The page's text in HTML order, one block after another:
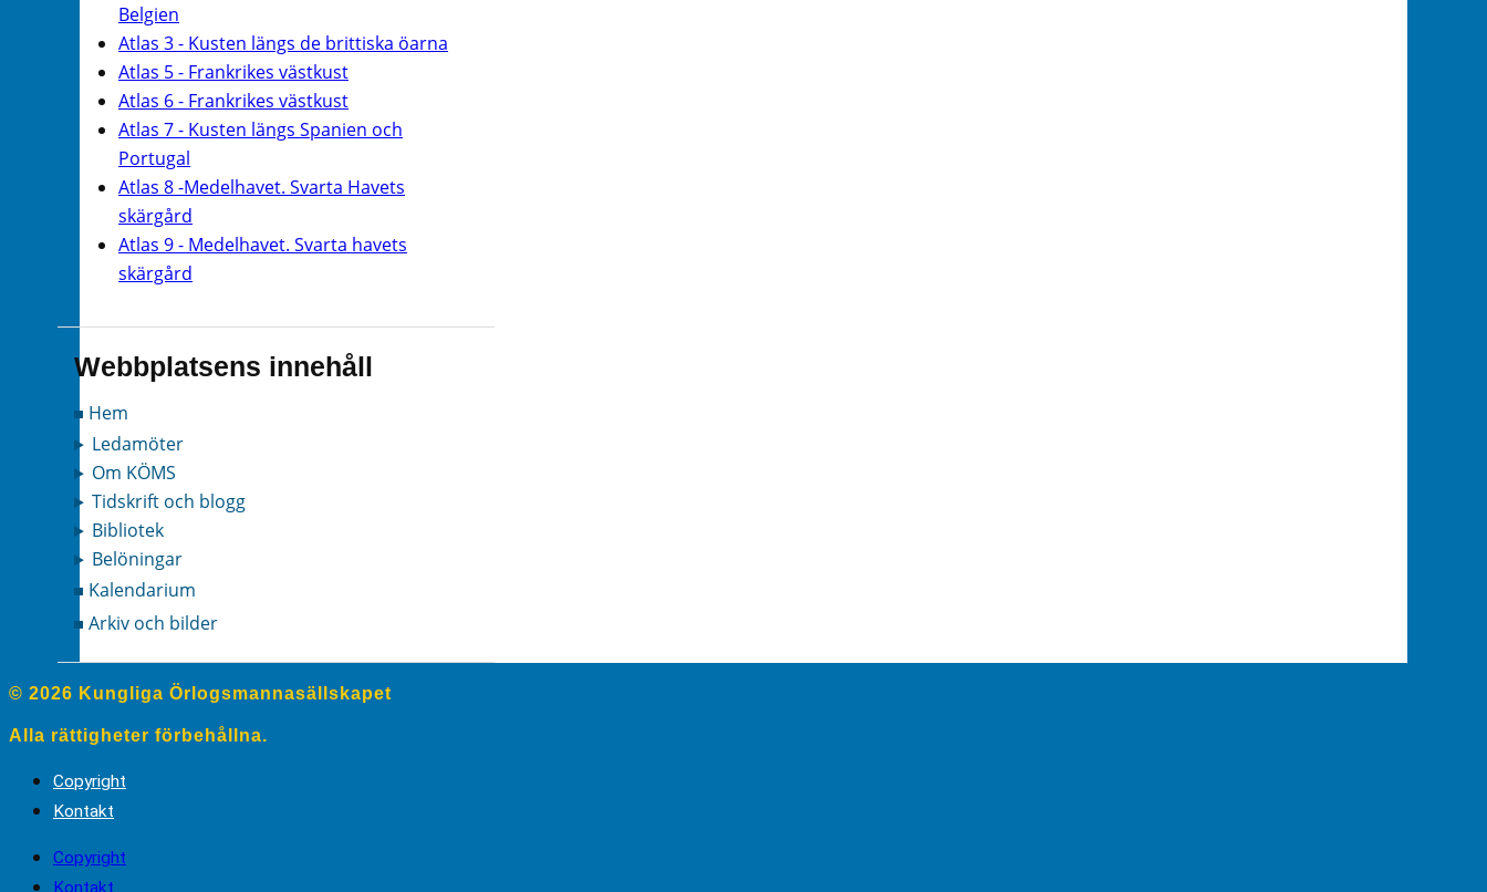
Belgien
Atlas 3 - Kusten längs de brittiska öarna
Atlas 5 - Frankrikes västkust
Atlas 6 - Frankrikes västkust
Atlas 7 - Kusten längs Spanien och
Portugal
Atlas 8 -Medelhavet. Svarta Havets
skärgård
Atlas 9 - Medelhavet. Svarta havets
skärgård
Webbplatsens innehåll
Hem
Ledamöter
Om KÖMS
Tidskrift och blogg
Bibliotek
Belöningar
Kalendarium
Arkiv och bilder
© 2026 Kungliga Örlogsmannasällskapet
Alla rättigheter förbehållna.
Copyright
Kontakt
Copyright
Kontakt